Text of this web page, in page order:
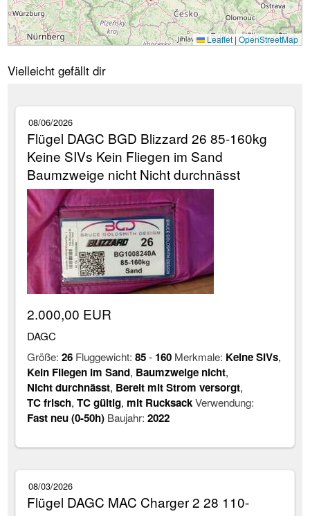
Leaflet | OpenStreetMap
Vielleicht gefällt dir
08/06/2026
Flügel DAGC BGD Blizzard 26 85-160kg
Keine SIVs Kein Fliegen im Sand
Baumzweige nicht Nicht durchnässt
2.000,00 EUR
DAGC
Größe:26 Fluggewicht:85- 160 Merkmale: Keine SIVs,
Kein Fliegen im Sand, Baumzweige nicht,
Nicht durchnässt, Bereit mit Strom versorgt,
TC frisch,TC gültig, mit RucksackVerwendung:
Fast neu (0-50h) Baujahr:2022
08/03/2026
Flügel DAGC MAC Charger 2 28 110-